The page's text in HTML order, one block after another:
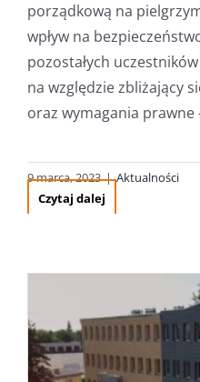
porządkową na
wpływ na
pozostałych
na względzie zbliżający
oraz wymagania
9 marca, 2023 | Aktualności
Czytaj dalej